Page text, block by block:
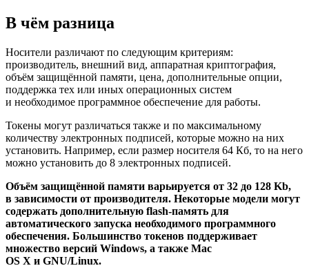
В чём разница
Носители различают по следующим критериям:
производитель, внешний вид, аппаратная криптография,
объём защищённой памяти, цена, дополнительные опции,
поддержка тех или иных операционных систем
и необходимое программное обеспечение для работы.
Токены могут различаться также и по максимальному
количеству электронных подписей, которые можно на них
установить. Например, если размер носителя 64 Кб, то на него
можно установить до 8 электронных подписей.
Объём защищённой памяти варьируется от 32 до 128 Kb,
в зависимости от производителя. Некоторые модели могут
содержать дополнительную flash-память для
автоматического запуска необходимого программного
обеспечения. Большинство токенов поддерживает
множество версий Windows, а также Mac
OS X и GNU/Linux.